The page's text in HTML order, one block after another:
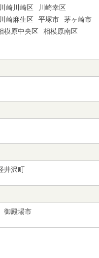
川崎川崎区
川崎幸区
川崎麻生区 平塚市
茅ヶ崎市
模原中央区
相模原南区
井沢町
御殿場市